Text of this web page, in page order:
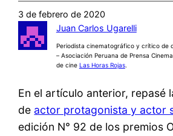
3 de febrero de 2020
Juan Carlos Ugarelli
Periodista cinematográfico y crítico de
– Asociación Peruana de Prensa
de cine Las Horas Rojas.
En el artículo anterior, repasé
de actor protagonista y actor
edición N° 92 de los premios